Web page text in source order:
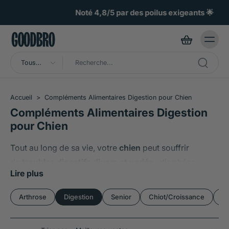
Noté 4,8/5 par des poilus exigeants 🌟
Tous
Accueil > Compléments Alimentaires Digestion pour Chien
Compléments Alimentaires Digestion
pour Chien
Tout au long de sa vie, votre chien peut souffrir
gastro-entérite, constipation, ballonnements,
flatulences … Dans de nombreux cas, l’utilisation de
compléments alimentaires spécifiques peut aider à la
résorption de ces troubles, que ce soit seul ou en
Lire plus
Arthrose Digestion Senior Chiot/Croissance